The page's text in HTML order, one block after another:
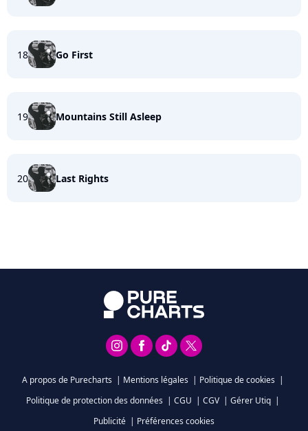
18 Go First
19 Mountains Still Asleep
20 Last Rights
A propos de Purecharts | Mentions légales | Politique de cookies |
Politique de protection des données | CGU | CGV | Gérer Utiq |
Publicité | Préférences cookies